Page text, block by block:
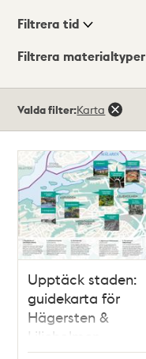
Visningsläge
Filtrera tid
Filtrera materialtyper
träffar
Valda filter:Karta
Upptäck staden:
guidekarta för
Hägersten &
Liljeholmen